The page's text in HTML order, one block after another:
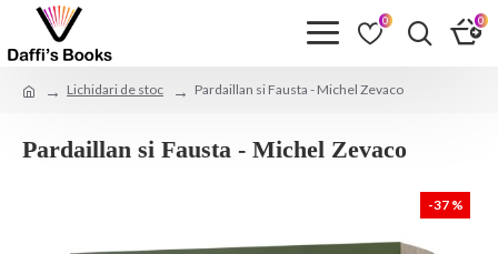
0 0
Lichidari de stoc Pardaillan si Fausta - Michel Zevaco
Pardaillan si Fausta - Michel Zevaco
-37 %